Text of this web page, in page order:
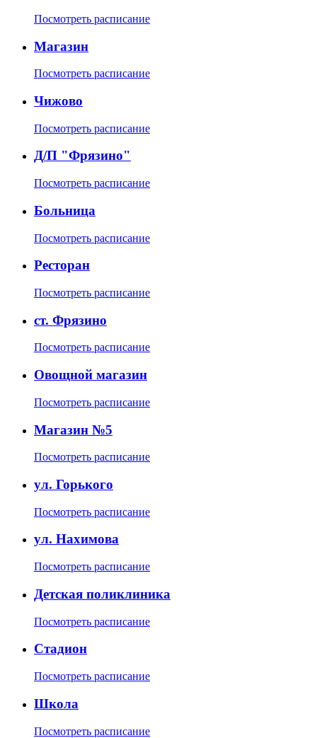
Посмотреть расписание
Магазин
Посмотреть расписание
Чижово
Посмотреть расписание
Д/П "Фрязино"
Посмотреть расписание
Больница
Посмотреть расписание
Ресторан
Посмотреть расписание
ст. Фрязино
Посмотреть расписание
Овощной магазин
Посмотреть расписание
Магазин №5
Посмотреть расписание
ул. Горького
Посмотреть расписание
ул. Нахимова
Посмотреть расписание
Детская поликлиника
Посмотреть расписание
Стадион
Посмотреть расписание
Школа
Посмотреть расписание